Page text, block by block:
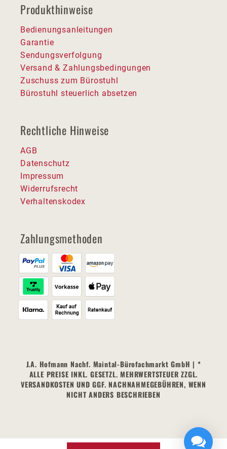
Produkthinweise
Bedienungsanleitungen
Garantie
Sendungsverfolgung
Versand & Zahlungsbedingungen
Zuschuss zum Bürostuhl
Bürostuhl steuerlich absetzen
Rechtliche Hinweise
AGB
Datenschutz
Impressum
Widerrufsrecht
Verhaltenskodex
Zahlungsmethoden
J.A. Hofmann Nachf. Maintal-Bürofachmarkt GmbH | *
ALLE PREISE INKL. GESETZL. MEHRWERTSTEUER ZZGL.
VERSANDKOSTEN UND GGF. NACHNAHMEGEBÜHREN, WENN
NICHT ANDERS BESCHRIEBEN